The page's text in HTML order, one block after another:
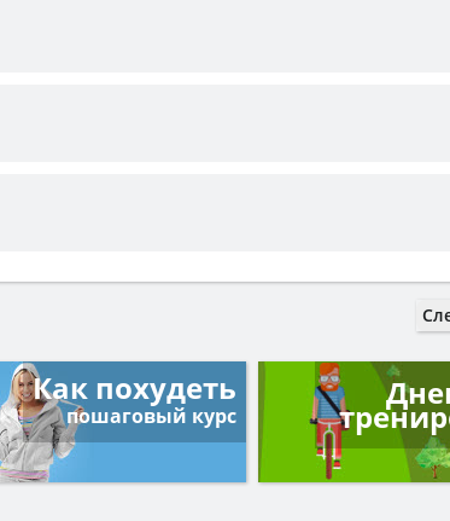
Как похудеть
пошаговый курс